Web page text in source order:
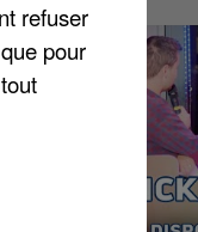
refuser
pour